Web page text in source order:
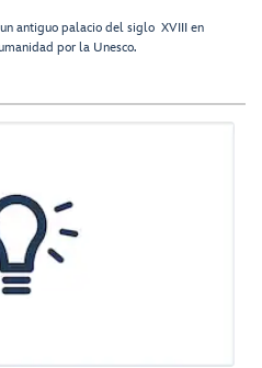
antiguo palacio del siglo XVIII en
por la Unesco.